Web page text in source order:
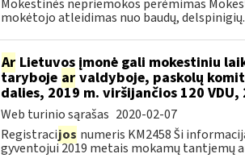
Mokestinės nepriemokos perėmimas
mokėtojo atleidimas nuo baudų,
ArLietuvos įmonė gali mokestiniu
taryboje arvaldyboje, paskolų
dalies, 2019 m. viršijančios 120 VDU,
Web turinio sąrašas 2020-02-07
Registracijos numeris KM2458 Ši
gyventojui 2019 metais mokamų tantjemų